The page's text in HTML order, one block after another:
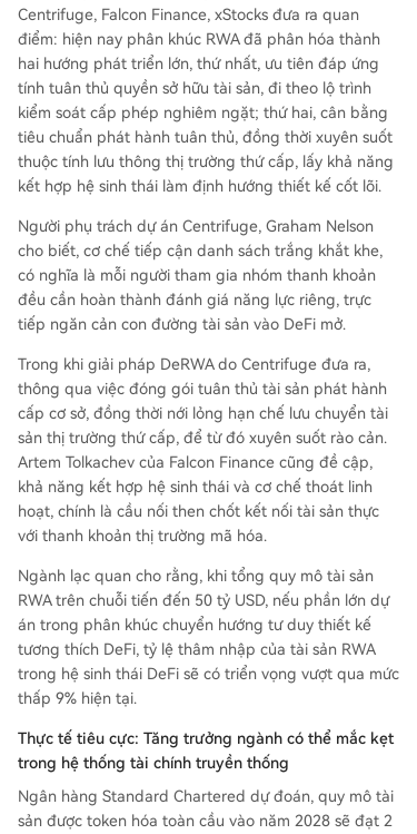
Centrifuge, Falcon Finance, xStocks đưa ra quan
điểm: hiện nay phân khúc RWA đã phân hóa thành
hai hướng phát triển lớn, thứ nhất, ưu tiên đáp ứng
tính tuân thủ quyền sở hữu tài sản, đi theo lộ trình
kiểm soát cấp phép nghiêm ngặt; thứ hai, cân bằng
tiêu chuẩn phát hành tuân thủ, đồng thời xuyên suốt
thuộc tính lưu thông thị trường thứ cấp, lấy khả năng
kết hợp hệ sinh thái làm định hướng thiết kế cốt lõi.
Người phụ trách dự án Centrifuge, Graham Nelson
cho biết, cơ chế tiếp cận danh sách trắng khắt khe,
có nghĩa là mỗi người tham gia nhóm thanh khoản
đều cần hoàn thành đánh giá năng lực riêng, trực
tiếp ngăn cản con đường tài sản vào DeFi mở.
Trong khi giải pháp DeRWA do Centrifuge đưa ra,
thông qua việc đóng gói tuân thủ tài sản phát hành
cấp cơ sở, đồng thời nới lỏng hạn chế lưu chuyển tài
sản thị trường thứ cấp, để từ đó xuyên suốt rào cản.
Artem Tolkachev của Falcon Finance cũng đề cập,
khả năng kết hợp hệ sinh thái và cơ chế thoát linh
hoạt, chính là cầu nối then chốt kết nối tài sản thực
với thanh khoản thị trường mã hóa.
Ngành lạc quan cho rằng, khi tổng quy mô tài sản
RWA trên chuỗi tiến đến 50 tỷ USD, nếu phần lớn dự
án trong phân khúc chuyển hướng tư duy thiết kế
tương thích DeFi, tỷ lệ thâm nhập của tài sản RWA
trong hệ sinh thái DeFi sẽ có triển vọng vượt qua mức
thấp 9% hiện tại.
Thực tế tiêu cực: Tăng trưởng ngành có thể mắc kẹt
trong hệ thống tài chính truyền thống
Ngân hàng Standard Chartered dự đoán, quy mô tài
sản được token hóa toàn cầu vào năm 2028 sẽ đạt 2